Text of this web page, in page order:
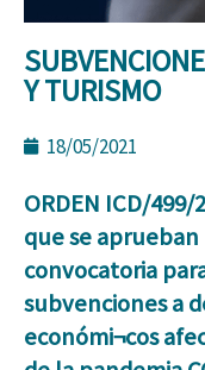
Y TURISMO
18/05/2021
ORDEN ICD/
que se aprueban
convocatoria
subvenciones a
económi¬cos